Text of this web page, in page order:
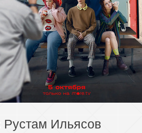
Рустам Ильясов